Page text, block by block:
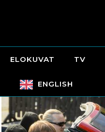
ELOKUVAT TV
ENGLISH